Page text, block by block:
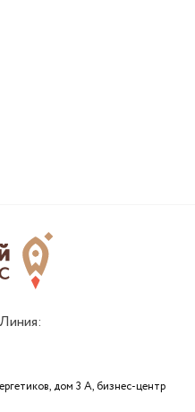
дом 3 А, бизнес-центр